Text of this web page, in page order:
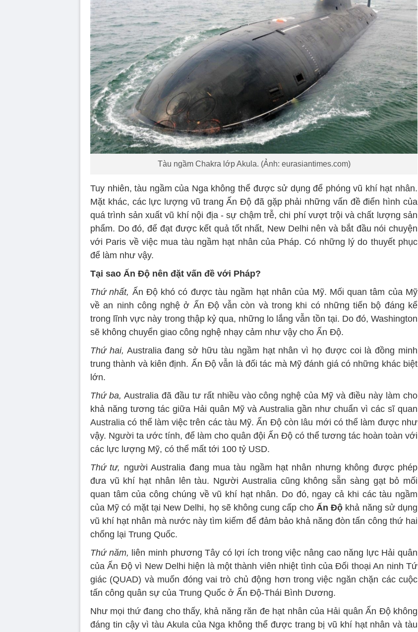
Tàu ngầm Chakra lớp Akula. (Ảnh: eurasiantimes.com)
Tuy nhiên, tàu ngầm của Nga không thể được sử dụng để phóng vũ khí hạt nhân.
Mặt khác, các lực lượng vũ trang Ấn Độ đã gặp phải những vấn đề điển hình của
quá trình sản xuất vũ khí nội địa - sự chậm trễ, chi phí vượt trội và chất lượng sản
phẩm. Do đó, để đạt được kết quả tốt nhất, New Delhi nên và bắt đầu nói chuyện
với Paris về việc mua tàu ​​ngầm hạt nhân của Pháp. Có những lý do thuyết phục
để làm như vậy.
Tại sao Ấn Độ nên đặt vấn đề với Pháp?
Thứ nhất, Ấn Độ khó có được tàu ngầm hạt nhân của Mỹ. Mối quan tâm của Mỹ
về an ninh công nghệ ở Ấn Độ vẫn còn và trong khi có những tiến bộ đáng kể
trong lĩnh vực này trong thập kỷ qua, những lo lắng vẫn tồn tại. Do đó, Washington
sẽ không chuyển giao công nghệ nhạy cảm như vậy cho Ấn Độ.
Thứ hai, Australia đang sở hữu tàu ngầm hạt nhân vì họ được coi là đồng minh
trung thành và kiên định. Ấn Độ vẫn là đối tác mà Mỹ đánh giá có những khác biệt
lớn.
Thứ ba, Australia đã đầu tư rất nhiều vào công nghệ của Mỹ và điều này làm cho
khả năng tương tác giữa Hải quân Mỹ và Australia gần như chuẩn vì các sĩ quan
Australia có thể làm việc trên các tàu Mỹ. Ấn Độ còn lâu mới có thể làm được như
vậy. Người ta ước tính, để làm cho quân đội Ấn Độ có thể tương tác hoàn toàn với
các lực lượng Mỹ, có thể mất tới 100 tỷ USD.
Thứ tư, người Australia đang mua tàu ngầm hạt nhân nhưng không được phép
đưa vũ khí hạt nhân lên tàu. Người Australia cũng không sẵn sàng gạt bỏ mối
quan tâm của công chúng về vũ khí hạt nhân. Do đó, ngay cả khi các tàu ngầm
của Mỹ có mặt tại New Delhi, họ sẽ không cung cấp cho Ấn Độ khả năng sử dụng
vũ khí hạt nhân mà nước này tìm kiếm để đảm bảo khả năng đòn tấn công thứ hai
chống lại Trung Quốc.
Thứ năm, liên minh phương Tây có lợi ích trong việc nâng cao năng lực Hải quân
của Ấn Độ vì New Delhi hiện là một thành viên nhiệt tình của Đối thoại An ninh Tứ
giác (QUAD) và muốn đóng vai trò chủ động hơn trong việc ngăn chặn các cuộc
tấn công quân sự của Trung Quốc ở Ấn Độ-Thái Bình Dương.
Như mọi thứ đang cho thấy, khả năng răn đe hạt nhân của Hải quân Ấn Độ không
đáng tin cậy vì tàu Akula của Nga không thể được trang bị vũ khí hạt nhân và tàu